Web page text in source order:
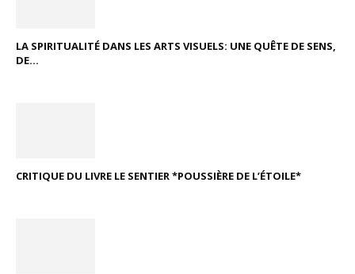
LA SPIRITUALITÉ DANS LES ARTS VISUELS: UNE QUÊTE DE SENS,
DE...
CRITIQUE DU LIVRE LE SENTIER *POUSSIÈRE DE L’ÉTOILE*